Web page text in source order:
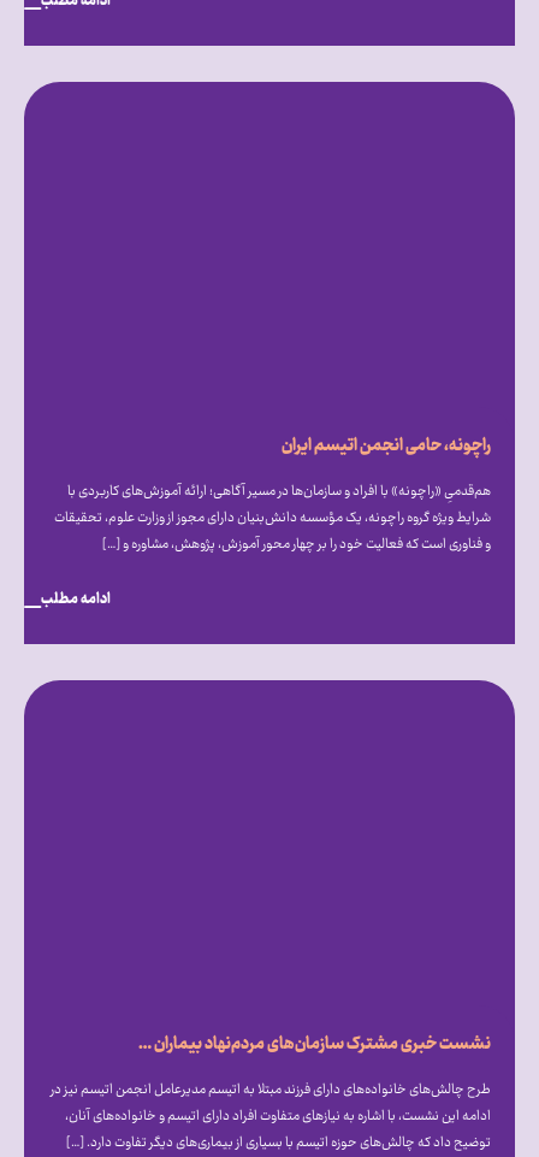
راچونه، حامی انجمن اتیسم ایران
هم‌قدمیِ «راچونه» با افراد و سازمان‌ها در مسیر آگاهی؛ ارائه آموزش‌های کاربردی با
شرایط ویژه گروه راچونه، یک مؤسسه دانش‌بنیان دارای مجوز از وزارت علوم، تحقیقات
و فناوری است که فعالیت خود را بر چهار محور آموزش، پژوهش، مشاوره و […]
ادامه مطلب
نشست خبری مشترک سازمان‌های مردم‌نهاد بیماران خاص، با محور بررسی تأثیر تحریم‌ها و شرایط ناشی از جنگ بر روند درمان بیماران
طرح چالش‌های خانواده‌های دارای فرزند مبتلا به اتیسم مدیرعامل انجمن اتیسم نیز در
ادامه این نشست، با اشاره به نیازهای متفاوت افراد دارای اتیسم و خانواده‌های آنان،
توضیح داد که چالش‌های حوزه اتیسم با بسیاری از بیماری‌های دیگر تفاوت دارد. […]